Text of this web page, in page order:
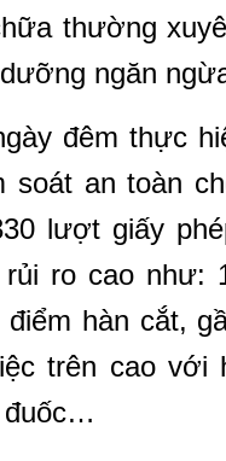
thường
ngăn
đêm thực
soát an toàn
lượt giấy
ro cao như:
điểm hàn cắt,
trên cao
đuốc…